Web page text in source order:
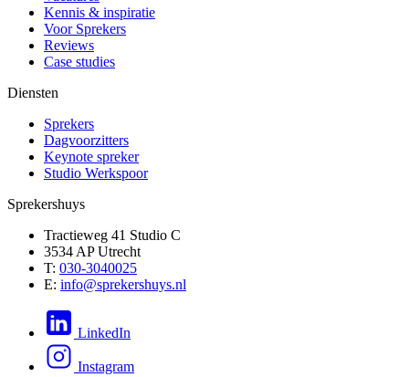
Kennis & inspiratie
Voor Sprekers
Reviews
Case studies
Diensten
Sprekers
Dagvoorzitters
Keynote spreker
Studio Werkspoor
Sprekershuys
Tractieweg 41 Studio C
3534 AP Utrecht
T: 030-3040025
E: info@sprekershuys.nl
LinkedIn
Instagram